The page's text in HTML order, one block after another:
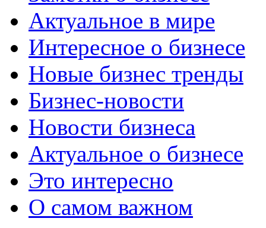
Актуальное в мире
Интересное о бизнесе
Новые бизнес тренды
Бизнес-новости
Новости бизнеса
Актуальное о бизнесе
Это интересно
О самом важном